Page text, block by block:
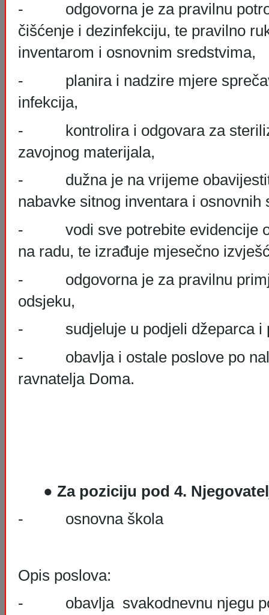
- odgovorna je za pravilnu
čišćenje i dezinfekciju, te pravilno
inventarom i osnovnim sredstvima,
- planira i nadzire mjere
infekcija,
- kontrolira i odgovara za
zavojnog materijala,
- dužna je na vrijeme obavijestiti
nabavke sitnog inventara i osnovnih
- vodi sve potrebite evidencije o
na radu, te izrađuje mjesečno
- odgovorna je za pravilnu
odsjeku,
- sudjeluje u podjeli džeparca i
- obavlja i ostale poslove po
ravnatelja Doma.
● Za poziciju pod 4.
- osnovna škola
Opis poslova:
- obavlja svakodnevnu njegu